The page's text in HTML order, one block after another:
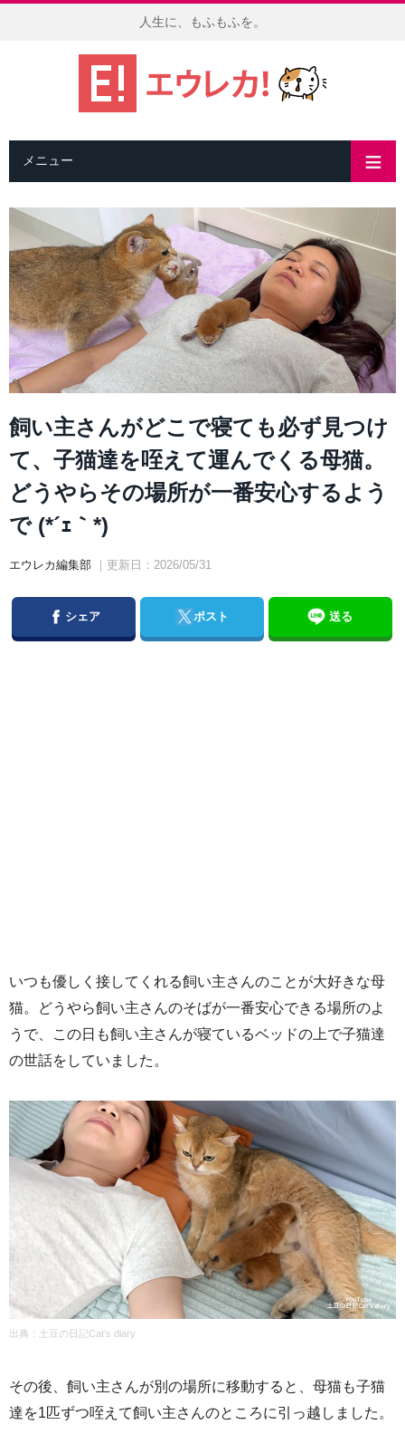
人生に、もふもふを。
メニュー
飼い主さんがどこで寝ても必ず見つけ
て、子猫達を咥えて運んでくる母猫。
どうやらその場所が一番安心するよう
で (*´ｪ｀*)
エウレカ編集部 ｜更新日：2026/05/31
Facebook
シェア Twitterポスト 送る
いつも優しく接してくれる飼い主さんのことが大好きな母
猫。どうやら飼い主さんのそばが一番安心できる場所のよ
うで、この日も飼い主さんが寝ているベッドの上で子猫達
の世話をしていました。
出典： 土豆の日記Cat’s diary
その後、飼い主さんが別の場所に移動すると、母猫も子猫
達を1匹ずつ咥えて飼い主さんのところに引っ越しました。